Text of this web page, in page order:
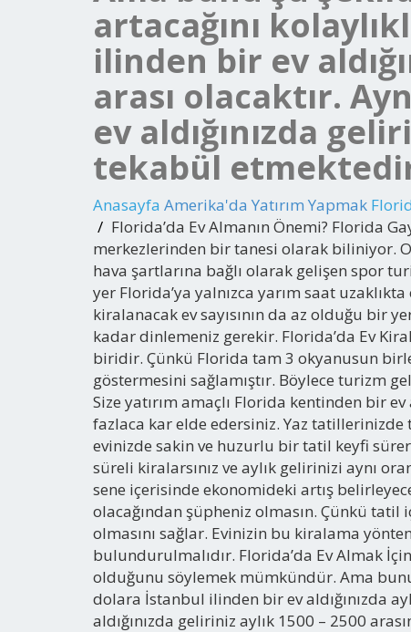
artacağını
ilinden bir ev
arası olacaktır.
ev aldığınızda
tekabül
Anasayfa Amerika'da Yatırım Yapmak
Florida’da Ev Almanın Önemi? Florida
merkezlerinden bir tanesi olarak biliniyor.
hava şartlarına bağlı olarak gelişen spor
yer Florida’ya yalnızca yarım saat
kiralanacak ev sayısının da az olduğu bir
kadar dinlemeniz gerekir. Florida’da Ev
biridir. Çünkü Florida tam 3 okyanusun
göstermesini sağlamıştır. Böylece turizm
Size yatırım amaçlı Florida kentinden bir
fazlaca kar elde edersiniz. Yaz
evinizde sakin ve huzurlu bir tatil keyfi
süreli kiralarsınız ve aylık gelirinizi aynı
sene içerisinde ekonomideki artış
olacağından şüpheniz olmasın. Çünkü tatil
olmasını sağlar. Evinizin bu kiralama
bulundurulmalıdır. Florida’da Ev Almak
olduğunu söylemek mümkündür. Ama
dolara İstanbul ilinden bir ev aldığınızda
aldığınızda geliriniz aylık 1500 – 2500